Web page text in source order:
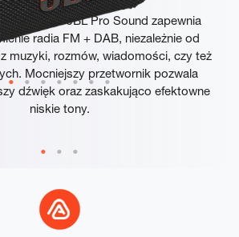
dźwięk JBL Pro Sound zapewnia
radia FM + DAB, niezależnie od
muzyki, rozmów, wiadomości, czy też
Mocniejszy przetwornik pozwala
dźwięk oraz zaskakująco efektowne
niskie tony.